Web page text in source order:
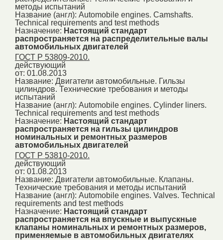
методы испытаний
Название (англ): Automobile engines. Camshafts.
Technical requirements and test methods
Назначение: Настоящий стандарт
распространяется на распределительные валы
автомобильных двигателей
ГОСТ Р 53809-2010.
действующий
от: 01.08.2013
Название: Двигатели автомобильные. Гильзы
цилиндров. Технические требования и методы
испытаний
Название (англ): Automobile engines. Сylinder liners.
Technical requirements and test methods
Назначение: Настоящий стандарт
распространяется на гильзы цилиндров
номинальных и ремонтных размеров
автомобильных двигателей
ГОСТ Р 53810-2010.
действующий
от: 01.08.2013
Название: Двигатели автомобильные. Клапаны.
Технические требования и методы испытаний
Название (англ): Automobile engines. Valves. Technical
requirements and test methods
Назначение: Настоящий стандарт
распространяется на впускные и выпускные
клапаны номинальных и ремонтных размеров,
применяемые в автомобильных двигателях